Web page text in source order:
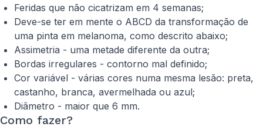
Feridas que não cicatrizam em 4 semanas;
Deve-se ter em mente o ABCD da transformação de
uma pinta em melanoma, como descrito abaixo;
Assimetria - uma metade diferente da outra;
Bordas irregulares - contorno mal definido;
Cor variável - várias cores numa mesma lesão: preta,
castanho, branca, avermelhada ou azul;
Diâmetro - maior que 6 mm.
Como fazer?